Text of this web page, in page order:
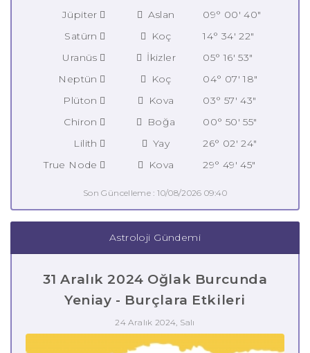
Jüpiter
Aslan
09° 00' 40"
Satürn
Koç
14° 34' 22"
Uranüs
İkizler
05° 16' 53"
Neptün
Koç
04° 07' 18"
Plüton
Kova
03° 57' 43"
Chiron
Boğa
00° 50' 55"
Lilith
Yay
26° 02' 24"
True Node
Kova 29° 49' 45"
Son Güncelleme : 10/08/2026 09:40
Astroloji Gündemi
31 Aralık 2024 Oğlak Burcunda
Yeniay - Burçlara Etkileri
24 Aralık 2024, Salı